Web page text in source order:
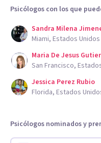
Psicólogos con los que
Sandra Milena
Miami, Estados
Maria De Jesus
San Francisco,
Jessica Perez Rubio
Florida, Estados
Psicólogos nominados y